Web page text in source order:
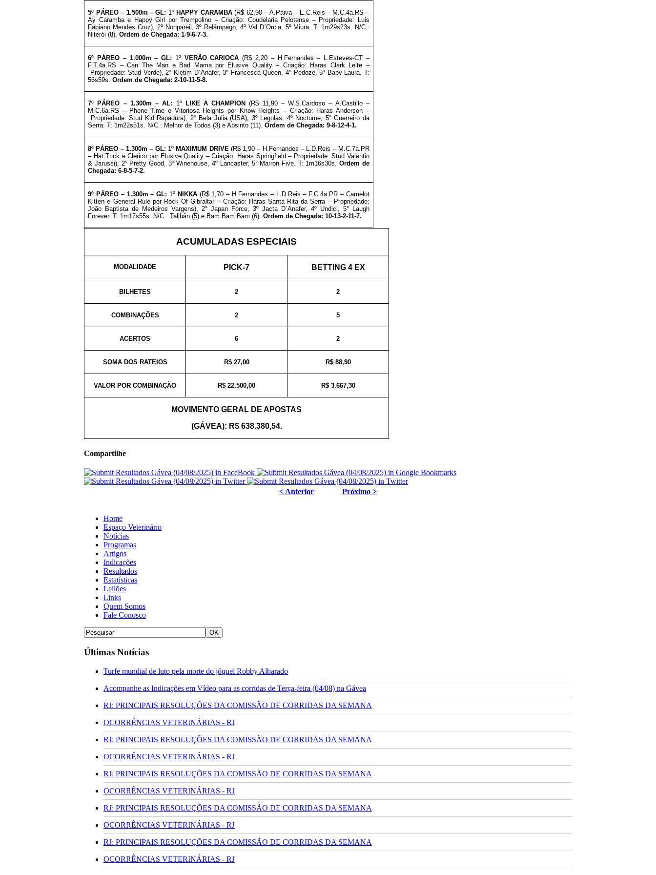
5º PÁREO – 1.500m – GL: 1º HAPPY CARAMBA(R$ 62,90 – A.Paiva– E.C.Reis – M.C.4a.RS –
Ay Caramba e Happy Girl por Trempolino – Criação: Coudelaria Pelotense – Propriedade: Luis
Fabiano Mendes Cruz), 2º Nonpareil, 3º Relâmpago, 4º Val D´Orcia, 5º Miura. T: 1m29s23s. N/C.:
Niterói (8).Ordem de Chegada: 1-9-6-7-3.
6º PÁREO – 1.000m – GL: 1º VERÃO CARIOCA (R$ 2,20 – H.Fernandes– L.Esteves-CT –
F.T.4a.RS – Can The Man e Bad Mama por Elusive Quality – Criação: Haras Clark Leite –
Propriedade:Stud Verde), 2º Kletim D´Anafer, 3º Francesca Queen, 4º Pedoze, 5º Baby Laura. T:
56s59s.Ordem de Chegada: 2-10-11-5-8.
7º PÁREO – 1.300m – AL: 1ºLIKE A CHAMPION (R$ 11,90 – W.S.Cardoso – A.Castillo –
M.C.6a.RS – Phone Time e Vitoriosa Heights por Know Heights – Criação: Haras Anderson –
Propriedade: Stud Kid Rapadura) , 2° Bela Julia (USA), 3º Legolas, 4º Nocturne, 5° Guerreiro da
Serra. T: 1m22s51s. N/C.: Melhor de Todos (3) e Absinto (11).Ordem de Chegada: 9-8-12-4-1.
8º PÁREO –1.300m – GL: 1ºMAXIMUM DRIVE (R$ 1,90 – H.Fernandes – L.D.Reis – M.C.7a.PR
– Hat Trick e Clerico por Elusive Quality – Criação: Haras Springfield– Propriedade: Stud Valentin
& Jarussi), 2° Pretty Good, 3º Winehouse, 4º Lancaster, 5° Marron Five. T: 1m16s30s.Ordem de
Chegada: 6-8-5-7-2.
9º PÁREO – 1.300m – GL: 1º NIKKA (R$ 1,70 – H.Fernandes – L.D.Reis – F.C.4a.PR – Camelot
Kitten e General Rule por Rock Of Gibraltar – Criação: Haras Santa Rita da Serra – Propriedade:
João Baptista de Medeiros Vargens) , 2° Japan Force, 3º Jacta D´Anafer, 4º Undici, 5° Laugh
Forever. T: 1m17s55s. N/C.: Talibãn (5) e Bam Bam Bam (6).Ordem de Chegada: 10-13-2-11-7.
ACUMULADAS ESPECIAIS
MODALIDADE PICK-7 BETTING 4 EX
BILHETES 2 2
COMBINAÇÕES 2 5
ACERTOS 6 2
SOMA DOS RATEIOS R$ 27,00 R$ 88,90
VALOR POR COMBINAÇÃO R$ 22.500,00 R$ 3.667,30
MOVIMENTO GERAL DE APOSTAS
(GÁVEA): R$ 638.380,54.
Compartilhe
< Anterior Próximo >
Home
Espaço Veterinário
Notícias
Programas
Artigos
Indicações
Resultados
Estatísticas
Leilões
Links
Quem Somos
Fale Conosco
Últimas Notícias
Turfe mundial de luto pela morte do jóquei Robby Albarado
Acompanhe as Indicações em Vídeo para as corridas de Terça-feira (04/08) na Gávea
RJ: PRINCIPAIS RESOLUÇÕES DA COMISSÃO DE CORRIDAS DA SEMANA
OCORRÊNCIAS VETERINÁRIAS - RJ
RJ: PRINCIPAIS RESOLUÇÕES DA COMISSÃO DE CORRIDAS DA SEMANA
OCORRÊNCIAS VETERINÁRIAS - RJ
RJ: PRINCIPAIS RESOLUÇÕES DA COMISSÃO DE CORRIDAS DA SEMANA
OCORRÊNCIAS VETERINÁRIAS - RJ
RJ: PRINCIPAIS RESOLUÇÕES DA COMISSÃO DE CORRIDAS DA SEMANA
OCORRÊNCIAS VETERINÁRIAS - RJ
RJ: PRINCIPAIS RESOLUÇÕES DA COMISSÃO DE CORRIDAS DA SEMANA
OCORRÊNCIAS VETERINÁRIAS - RJ